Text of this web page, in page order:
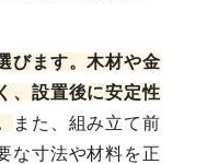
びます。木材や金
、設置後に安定性
また、組み立て前
な寸法や材料を正